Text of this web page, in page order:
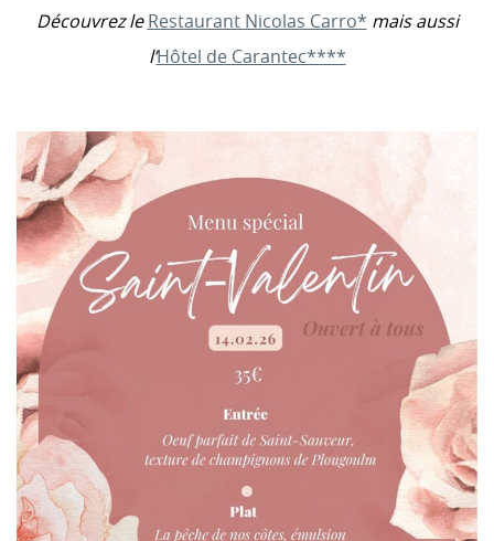
Découvrez leRestaurant Nicolas Carro* mais aussi
l’Hôtel de Carantec****